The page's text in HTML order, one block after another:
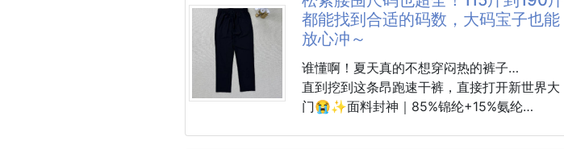
※廠商控價…零售價不可低於$225
✔️一穿就回不去的解放感
💥上市熱銷破萬組,團友指定再回購💥
💞下標1=5件一次帶走💞
團友不斷許願開團,就知道這組多麼好穿💯
都能找到合适的码数，大码宝子也能
放心冲～
谁懂啊！夏天真的不想穿闷热的裤子…
直到挖到这条昂跑速干裤，直接打开新世界大
门😭✨面料封神｜85%锦纶+15%氨纶